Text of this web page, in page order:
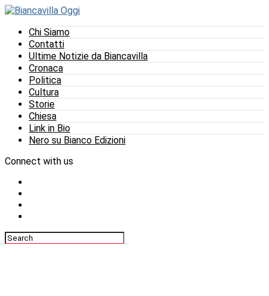
Chi Siamo
Contatti
Ultime Notizie da Biancavilla
Cronaca
Politica
Cultura
Storie
Chiesa
Link in Bio
Nero su Bianco Edizioni
Connect with us